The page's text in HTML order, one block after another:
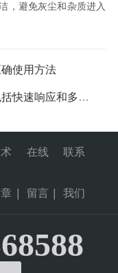
避免灰尘和杂质进入
使用方法
响应和多功能性等
在线
留言
联系
我们